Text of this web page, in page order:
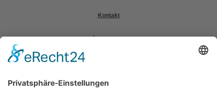
Kontakt
Impressum
Datenschutzerklärung
Mitgliederbereich